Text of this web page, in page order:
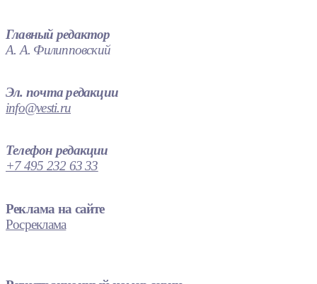
Главный редактор
А. А. Филипповский
Эл. почта редакции
info@vesti.ru
Телефон редакции
+7 495 232 63 33
Реклама на сайте
Росреклама